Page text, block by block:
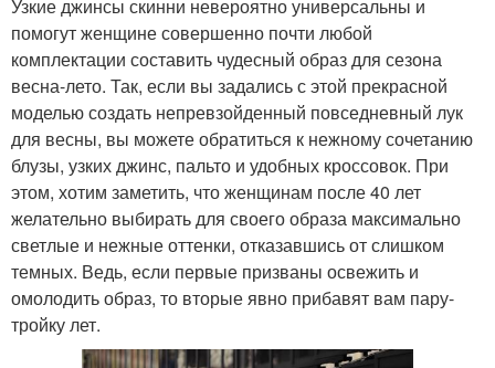
Узкие джинсы скинни невероятно универсальны и
помогут женщине совершенно почти любой
комплектации составить чудесный образ для сезона
весна-лето. Так, если вы задались с этой прекрасной
моделью создать непревзойденный повседневный лук
для весны, вы можете обратиться к нежному сочетанию
блузы, узких джинс, пальто и удобных кроссовок. При
этом, хотим заметить, что женщинам после 40 лет
желательно выбирать для своего образа максимально
светлые и нежные оттенки, отказавшись от слишком
темных. Ведь, если первые призваны освежить и
омолодить образ, то вторые явно прибавят вам пару-
тройку лет.